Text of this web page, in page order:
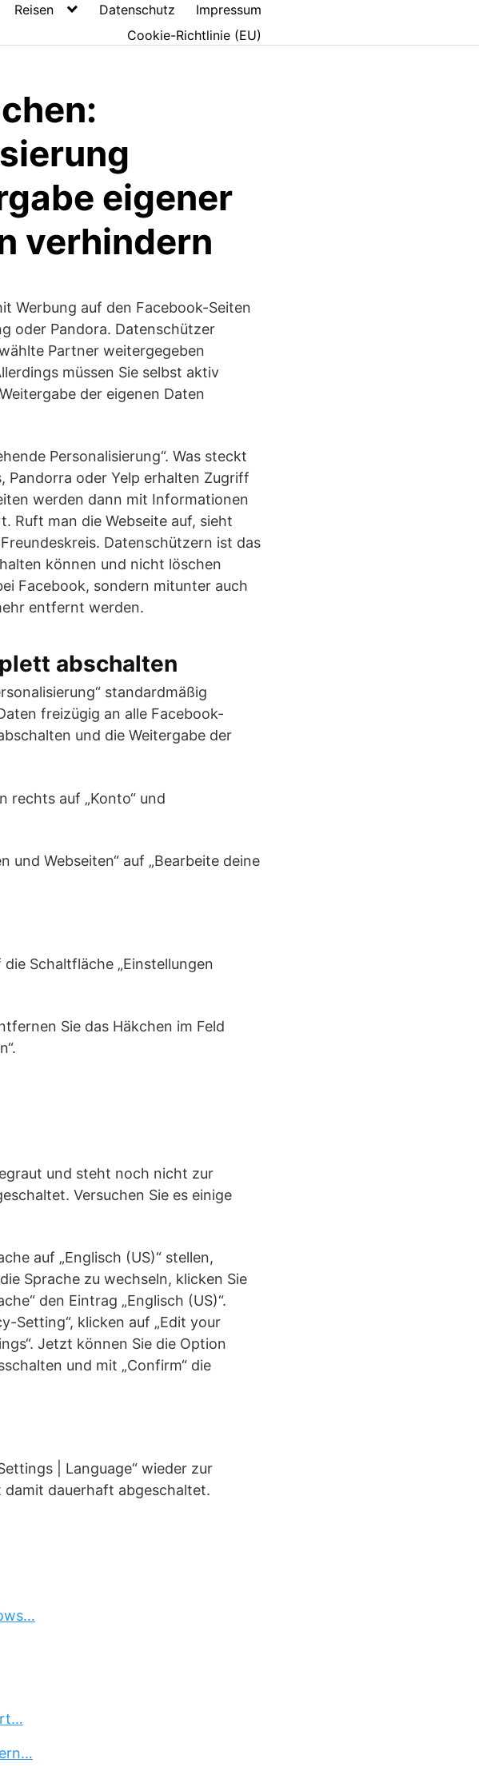
Reisen Datenschutz
Impressum
Cookie-Richtlinie (EU)
eigener
verhindern
Werbung auf den Facebook-Seiten
oder Pandora. Datenschützer
Partner weitergegeben
müssen Sie selbst aktiv
der eigenen Daten
Personalisierung“. Was steckt
Pandorra oder Yelp erhalten Zugriff
werden dann mit Informationen
Ruft man die Webseite auf, sieht
Datenschützern ist das
können und nicht löschen
Facebook, sondern mitunter auch
entfernt werden.
abschalten
standardmäßig
freizügig an alle Facebook-
und die Weitergabe der
rechts auf „Konto“ und
und Webseiten“ auf „Bearbeite deine
die Schaltfläche „Einstellungen
Sie das Häkchen im Feld
und steht noch nicht zur
Versuchen Sie es einige
auf „Englisch (US)“ stellen,
Sprache zu wechseln, klicken Sie
den Eintrag „Englisch (US)“.
Setting“, klicken auf „Edit your
Jetzt können Sie die Option
und mit „Confirm“ die
| Language“ wieder zur
damit dauerhaft abgeschaltet.